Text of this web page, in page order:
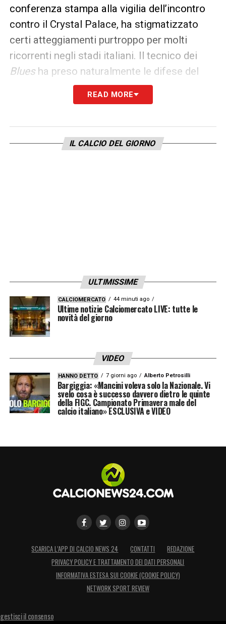
conferenza stampa alla vigilia dell’incontro
contro il Crystal Palace, ha stigmatizzato
certi atteggiamenti purtroppo per molti
ricorrenti negli stadi italiani. Il tecnico dei
Bluesha preso naturalmente le difese del
suo ex giocatore e ha parlato anche dei
problemi del calcio italiano.
Ecco le parole di Sarri: «Sappiamo che a
livello calcistico ci sono alcuni problemi in
di più per questo tipo di problema».
LA PLAYLIST DELLE NOSTRE TOP NEWS
READ MORE
IL CALCIO DEL GIORNO
ULTIMISSIME
CALCIOMERCATO 44 minuti ago
Ultime notizie Calciomercato LIVE: tutte le
novità del giorno
VIDEO
HANNO DETTO 7 giorni ago Alberto Petrosilli
Bargiggia: «Mancini voleva solo la Nazionale. Vi
svelo cosa è successo davvero dietro le quinte
della FIGC. Campionato Primavera male del
calcio italiano» ESCLUSIVA e VIDEO
SCARICA L’APP DI CALCIO NEWS 24 CONTATTI
REDAZIONE
PRIVACY POLICY E TRATTAMENTO DEI DATI PERSONALI
INFORMATIVA ESTESA SUI COOKIE (COOKIE POLICY)
NETWORK SPORT REVIEW
gestisci il consenso